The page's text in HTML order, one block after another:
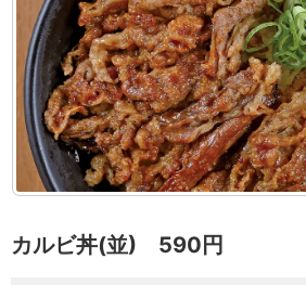
カルビ丼(並) 590円